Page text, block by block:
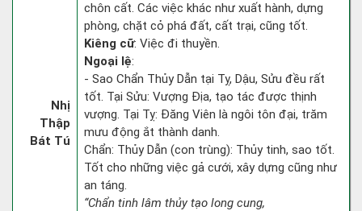
Nhị
Thập
Bát Tú
chôn cất. Các việc khác như xuất hành, dựng
phòng, chặt cỏ phá đất, cất trại, cũng tốt.
Kiêng cữ: Việc đi thuyền.
Ngoại lệ:
- Sao Chẩn Thủy Dẫn tại Tỵ, Dậu, Sửu đều rất
tốt. Tại Sửu: Vượng Địa, tạo tác được thịnh
vượng. Tại Tỵ: Đăng Viên là ngôi tôn đại, trăm
mưu động ắt thành danh.
Chẩn: Thủy Dẫn (con trùng): Thủy tinh, sao tốt.
Tốt cho những việc gả cưới, xây dựng cũng như
an táng.
“Chẩn tinh lâm thủy tạo long cung,